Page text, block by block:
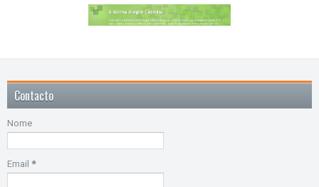
Contacto
Nome
Email *